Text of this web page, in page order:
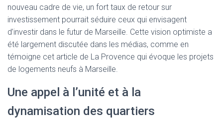
nouveau cadre de vie, un fort taux de retour sur
investissement pourrait séduire ceux qui envisagent
d’investir dans le futur de Marseille. Cette vision optimiste a
été largement discutée dans les médias, comme en
témoigne cet article de La Provence qui évoque les projets
de logements neufs à Marseille.
Une appel à l’unité et à la
dynamisation des quartiers